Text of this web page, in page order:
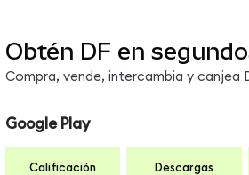
Obtén DF en
Compra, vende, intercambia y canjea
Google Play
Calificación Descargas